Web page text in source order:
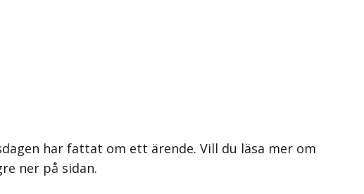
har fattat om ett ärende. Vill du läsa mer om
ner på sidan.